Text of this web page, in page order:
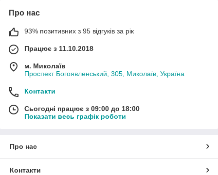
Про нас
93% позитивних з 95 відгуків за рік
Працює з 11.10.2018
м. Миколаїв
Проспект Богоявленський, 305, Миколаїв, Україна
Контакти
Сьогодні працює з 09:00 до 18:00
Показати весь графік роботи
Про нас
Контакти